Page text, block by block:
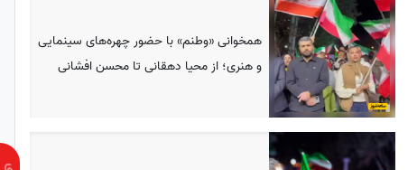
همخوانی «وطنم» با حضور چهره‌های سینمایی
و هنری؛ از محیا دهقانی تا محسن افشانی